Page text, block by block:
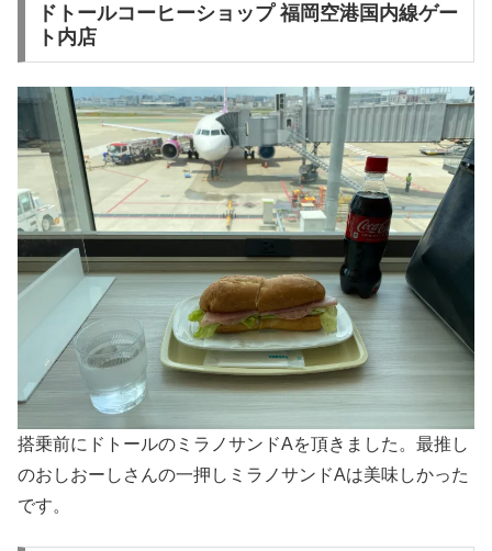
ドトールコーヒーショップ 福岡空港国内線ゲー
ト内店
搭乗前にドトールのミラノサンドAを頂きました。最推し
のおしおーしさんの一押しミラノサンドAは美味しかった
です。